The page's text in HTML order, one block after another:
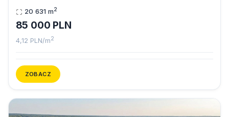
20 631 m2
85 000 PLN
4,12 PLN/m2
ZOBACZ